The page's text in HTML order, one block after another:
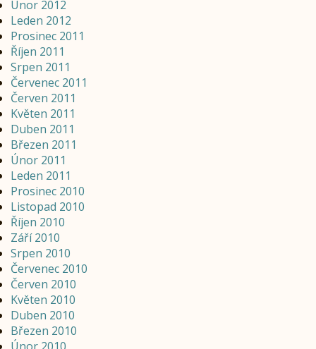
Únor 2012
Leden 2012
Prosinec 2011
Říjen 2011
Srpen 2011
Červenec 2011
Červen 2011
Květen 2011
Duben 2011
Březen 2011
Únor 2011
Leden 2011
Prosinec 2010
Listopad 2010
Říjen 2010
Září 2010
Srpen 2010
Červenec 2010
Červen 2010
Květen 2010
Duben 2010
Březen 2010